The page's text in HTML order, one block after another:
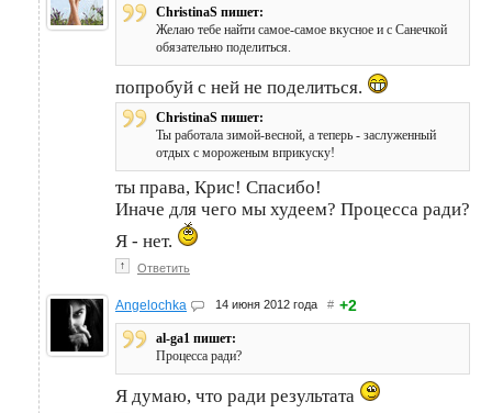
ChristinaS пишет:
Желаю тебе найти самое-самое вкусное и с Санечкой
обязательно поделиться.
попробуй с ней не поделиться.
ChristinaS пишет:
Ты работала зимой-весной, а теперь - заслуженный
отдых с мороженым вприкуску!
ты права, Крис! Спасибо!
Иначе для чего мы худеем? Процесса ради?
Я - нет.
↑ Ответить
Angelochka 14 июня 2012 года # +2
al-ga1 пишет:
Процесса ради?
Я думаю, что ради результата